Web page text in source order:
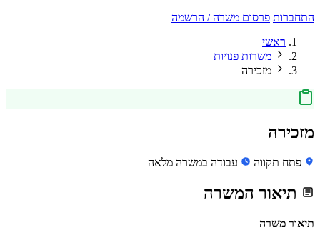
התחברות פרסום משרה / הרשמה
ראשי
משרות פנויות
מזכירה
מזכירה
פתח תקווה עבודה במשרה מלאה
תיאור המשרה
תיאור משרה